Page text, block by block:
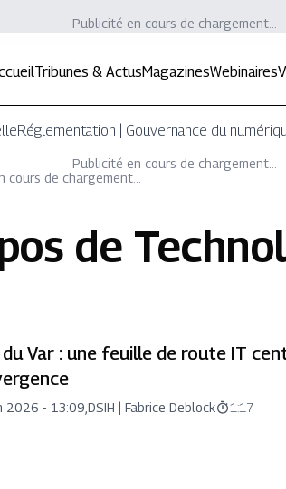
Publicité en cours de chargement...
Tribunes & ActusMagazinesWebinaires
Réglementation | Gouvernance du
Publicité en cours de chargement...
cours de chargement...
de
du Var : une feuille de route IT
2026 - 13:09 ,DSIH | Fabrice Deblock 1:17